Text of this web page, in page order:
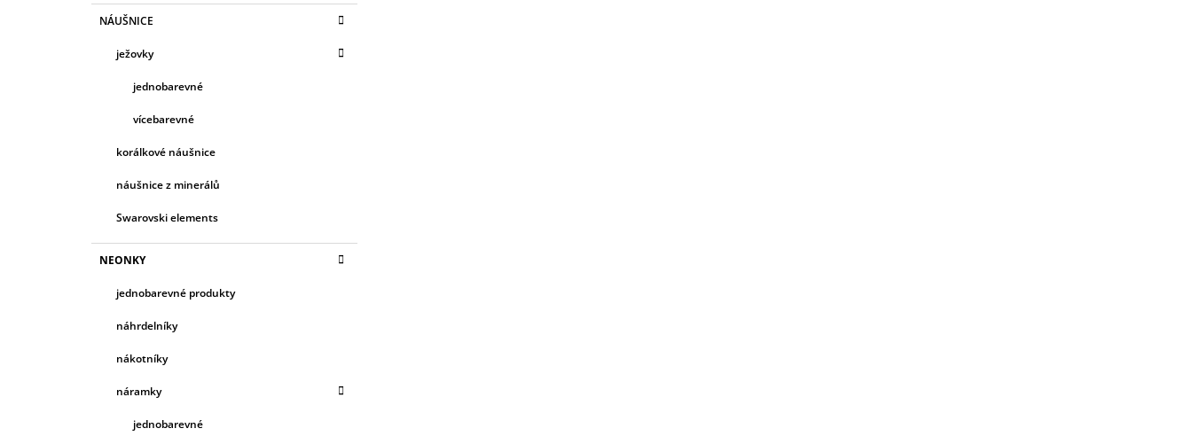
NÁUŠNICE
ježovky
jednobarevné
vícebarevné
korálkové náušnice
náušnice z minerálů
Swarovski elements
NEONKY
jednobarevné produkty
náhrdelníky
nákotníky
náramky
jednobarevné